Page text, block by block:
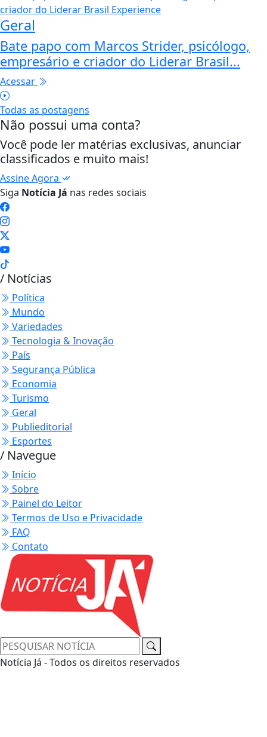
Geral
Bate papo com Marcos Strider, psicólogo,
empresário e criador do Liderar Brasil...
Acessar
Todas as postagens
Não possui uma conta?
Você pode ler matérias exclusivas, anunciar
classificados e muito mais!
Assine Agora
Siga Notícia Já nas redes sociais
/ Notícias
Política
Mundo
Variedades
Tecnologia & Inovação
País
Segurança Pública
Economia
Turismo
Geral
Publieditorial
Esportes
/ Navegue
Início
Sobre
Painel do Leitor
Termos de Uso e Privacidade
FAQ
Contato
Notícia Já - Todos os direitos reservados